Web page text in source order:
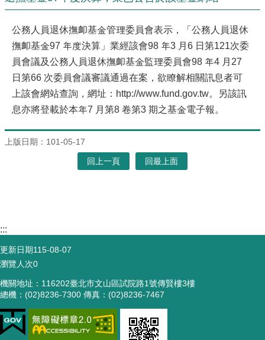
公務人員退休撫卹基金管理委員會表示，「公務人員退休
撫卹基金97 年度決算」業經該會98 年3 月6 日第121次委
員會議及公務人員退休撫卹基金監理委員會98 年4 月27
日第66 次委員會議審議通過在案，欲瞭解相關訊息者可
上該會網站查詢，網址：http://www.fund.gov.tw。另該訊
息亦將登載於本年7 月第8 卷第3 期之基金電子報。
上版日期：101-05-17
回上一頁 回最上面
:::
更新日期115-08-07
瀏覽人次0
機關地址：116202臺北市文山區試院路1號傳賢樓3樓
總機：(02)8236-7300 傳真：(02)8236-7467